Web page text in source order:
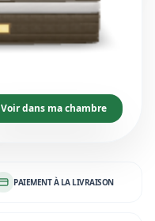
Voir dans ma chambre
PAIEMENT À LA LIVRAISON